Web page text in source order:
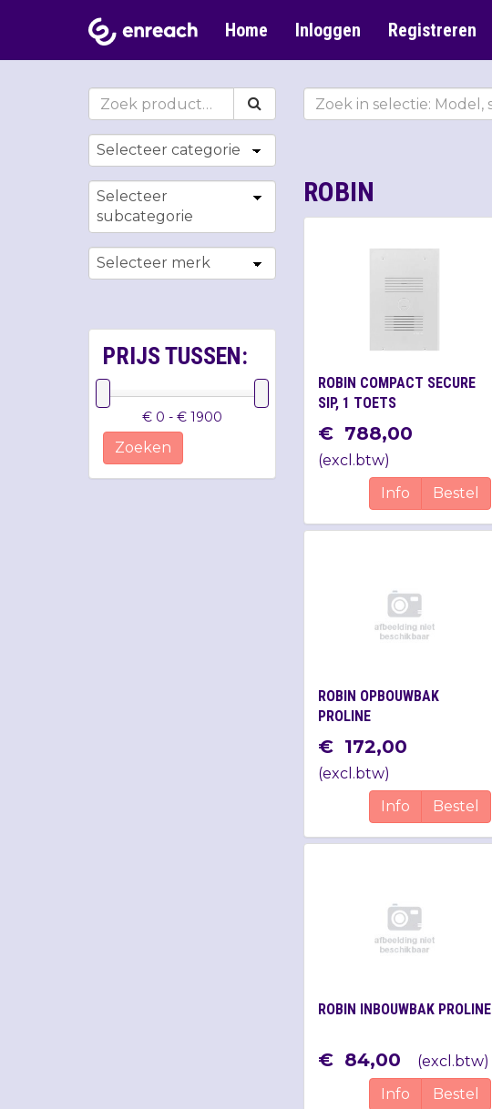
Home Inloggen Registreren
PRIJS TUSSEN:
€ 0 - € 1900
Zoeken
ROBIN
ROBIN COMPACT SECURE
SIP, 1 TOETS
€ 788,00
(excl.btw)
Info
Bestel
ROBIN OPBOUWBAK
PROLINE
€ 172,00
(excl.btw)
Info
Bestel
ROBIN INBOUWBAK PROLINE
€ 84,00 (excl.btw)
Info
Bestel